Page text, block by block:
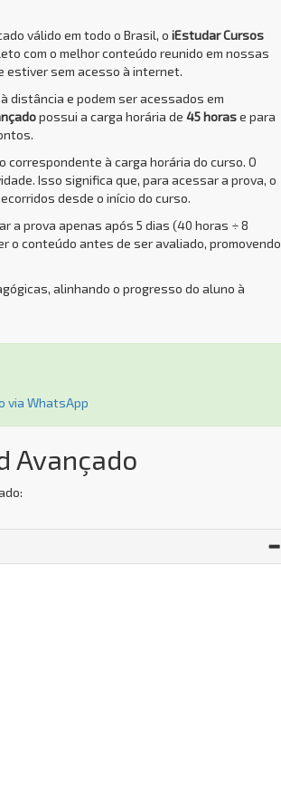
válido em todo o Brasil, o iEstudar Cursos
com o melhor conteúdo reunido em nossas
estiver sem acesso à internet.
distância e podem ser acessados em
possui a carga horária de 45 horase para
correspondente à carga horária do curso. O
Isso significa que, para acessar a prova, o
desde o início do curso.
a prova apenas após 5 dias (40 horas ÷ 8
o conteúdo antes de ser avaliado, promovendo
alinhando o progresso do aluno à
via WhatsApp
Avançado